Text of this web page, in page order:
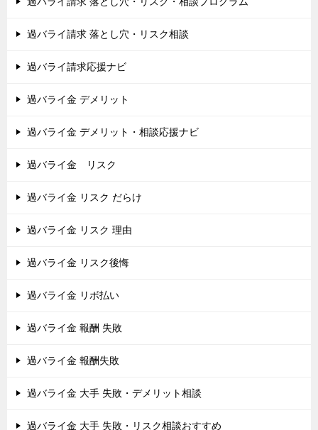
過バライ請求 落とし穴・リスク相談
過バライ請求応援ナビ
過バライ金 デメリット
過バライ金 デメリット・相談応援ナビ
過バライ金 リスク
過バライ金 リスク だらけ
過バライ金 リスク 理由
過バライ金 リスク後悔
過バライ金 リボ払い
過バライ金 報酬 失敗
過バライ金 報酬失敗
過バライ金 大手 失敗・デメリット相談
過バライ金 大手 失敗・リスク相談おすすめ